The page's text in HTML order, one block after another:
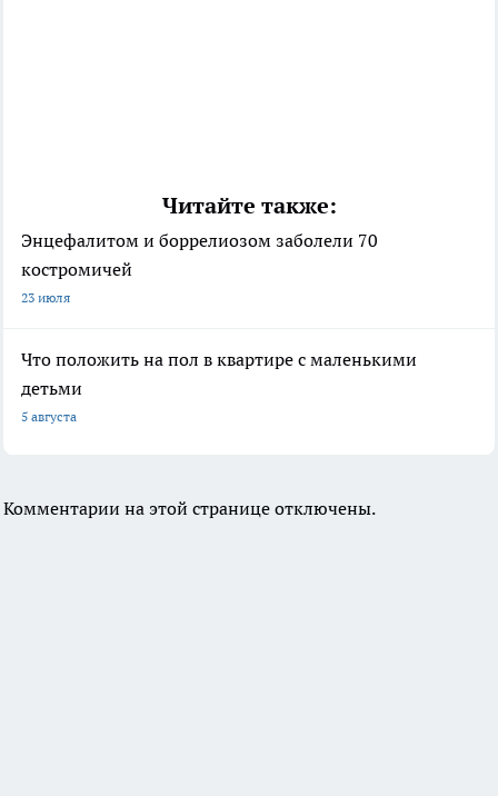
Читайте также:
Энцефалитом и боррелиозом заболели 70
костромичей
23 июля
Что положить на пол в квартире с маленькими
детьми
5 августа
Комментарии на этой странице отключены.